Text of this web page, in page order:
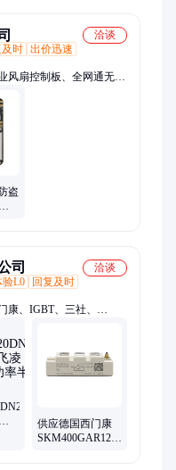
洽谈
及时 出价迅速
风扇控制板、全网通无线
PCBA、OEM ODM、
板、无刷风机驱动板、主
热风扇方案、BLDC方
动方案、大功率风机控制
盗
司
洽谈
验L0
回复及时
康、IGBT、三社、
门子熔断器
供应德国西门康
SKM400GAR125D